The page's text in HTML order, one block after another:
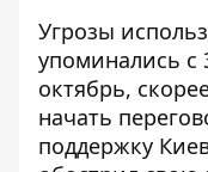
Угрозы
упоминались с
октябрь,
начать
поддержку